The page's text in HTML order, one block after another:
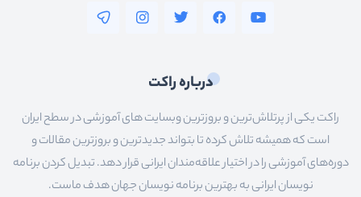
درباره راکت
راکت یکی از پرتلاش‌ترین و بروزترین وبسایت های آموزشی در سطح ایران
است که همیشه تلاش کرده تا بتواند جدیدترین و بروزترین مقالات و
دوره‌های آموزشی را در اختیار علاقه‌مندان ایرانی قرار دهد. تبدیل کردن برنامه
نویسان ایرانی به بهترین برنامه نویسان جهان هدف ماست.